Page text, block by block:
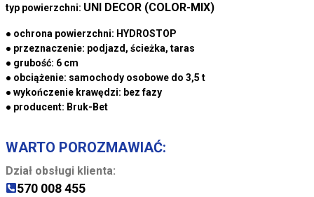
typ powierzchni: UNI DECOR (COLOR-MIX)
● ochrona powierzchni: HYDROSTOP
● przeznaczenie: podjazd, ścieżka, taras
● grubość: 6 cm
● obciążenie: samochody osobowe do 3,5 t
● wykończenie krawędzi: bez fazy
● producent: Bruk-Bet
WARTO POROZMAWIAĆ:
Dział obsługi klienta:
570 008 455